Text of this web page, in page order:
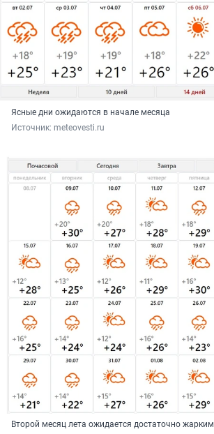
Ясные дни ожидаются в начале месяца
Источник: meteovesti.ru
Второй месяц лета ожидается достаточно жарким